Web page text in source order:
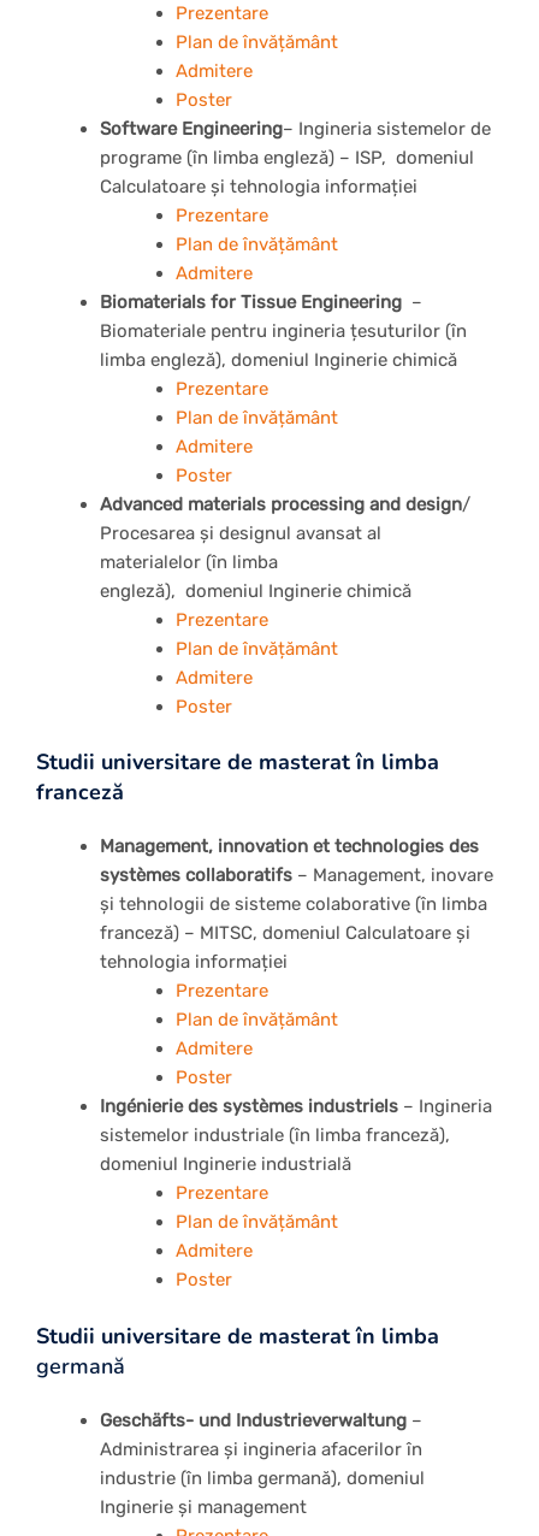
Prezentare
Plan de învățământ
Admitere
Poster
Software Engineering– Ingineria sistemelor de
programe (în limba engleză) – ISP, domeniul
Calculatoare şi tehnologia informației
Prezentare
Plan de învățământ
Admitere
Biomaterials for Tissue Engineering –
Biomateriale pentru ingineria țesuturilor (în
limba engleză), domeniul Inginerie chimică
Prezentare
Plan de învățământ
Admitere
Poster
Advanced materials processing and design/
Procesarea și designul avansat al
materialelor (în limba
engleză), domeniul Inginerie chimică
Prezentare
Plan de învățământ
Admitere
Poster
Studii universitare de masterat în limba
franceză
Management, innovation et technologies des
systèmes collaboratifs – Management, inovare
și tehnologii de sisteme colaborative (în limba
franceză) – MITSC, domeniul Calculatoare și
tehnologia informației
Prezentare
Plan de învățământ
Admitere
Poster
Ingénierie des systèmes industriels – Ingineria
sistemelor industriale (în limba franceză),
domeniul Inginerie industrială
Prezentare
Plan de învățământ
Admitere
Poster
Studii universitare de masterat în limba
germană
Geschäfts- und Industrieverwaltung –
Administrarea și ingineria afacerilor în
industrie (în limba germană), domeniul
Inginerie și management